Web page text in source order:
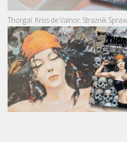
Thorgal. Kriss de Valnor. Strażnik